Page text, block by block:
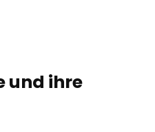
und ihre